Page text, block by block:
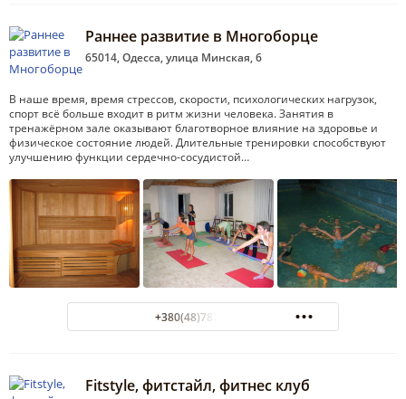
Раннее развитие в Многоборце
65014, Одесса, улица Минская, 6
В наше время, время стрессов, скорости, психологических нагрузок,
спорт всё больше входит в ритм жизни человека. Занятия в
тренажёрном зале оказывают благотворное влияние на здоровье и
физическое состояние людей. Длительные тренировки способствуют
улучшению функции сердечно-сосудистой…
+380(48)787-42-00
Fitstyle, фитстайл, фитнес клуб